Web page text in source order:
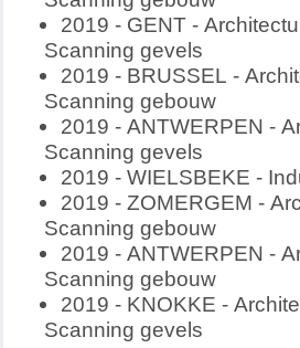
2019 - GENT -
Scanning gevels
2019 - BRUSSEL -
Scanning gebouw
2019 - ANTWERPEN -
Scanning gevels
2019 - WIELSBEKE -
2019 - ZOMERGEM -
Scanning gebouw
2019 - ANTWERPEN -
Scanning gebouw
2019 - KNOKKE -
Scanning gevels